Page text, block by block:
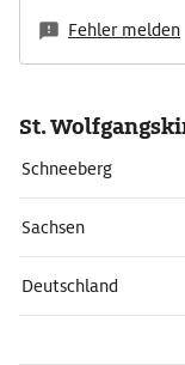
Fehler melden
St.
Schneeberg
Sachsen
Deutschland